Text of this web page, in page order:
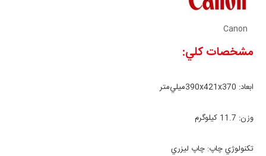
Canon
مشخصات کلي:
ابعاد: 390x421x370ميلي‌متر
وزن: 11.7 کيلوگرم
تکنولوژي چاپ: چاپ ليزري